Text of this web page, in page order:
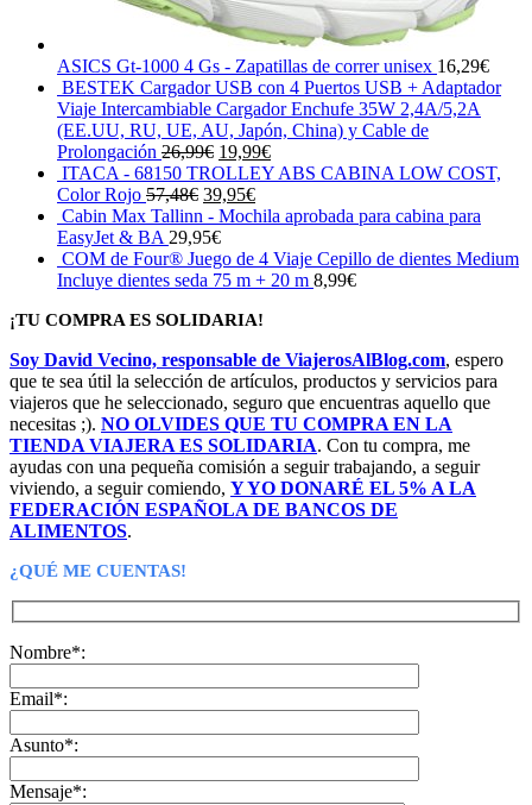
ASICS Gt-1000 4 Gs - Zapatillas de correr unisex 16,29€
BESTEK Cargador USB con 4 Puertos USB + Adaptador
Viaje Intercambiable Cargador Enchufe 35W 2,4A/5,2A
(EE.UU, RU, UE, AU, Japón, China) y Cable de
Prolongación 26,99€ El
precio
original
era:
26,99€.
19,99€El
precio
es:
ITACA - 68150 TROLLEY ABS CABINA LOW COST,
Color Rojo 57,48€ El
precio
original
era:
57,48€.
39,95€El
precio
es:
39,95€.
Cabin Max Tallinn - Mochila aprobada para cabina para
EasyJet & BA 29,95€
COM de Four® Juego de 4 Viaje Cepillo de dientes Medium
Incluye dientes seda 75 m + 20 m 8,99€
¡TU COMPRA ES SOLIDARIA!
Soy David Vecino, responsable de ViajerosAlBlog.com, espero
que te sea útil la selección de artículos, productos y servicios para
viajeros que he seleccionado, seguro que encuentras aquello que
necesitas ;). NO OLVIDES QUE TU COMPRA EN LA
TIENDA VIAJERA ES SOLIDARIA. Con tu compra, me
ayudas con una pequeña comisión a seguir trabajando, a seguir
viviendo, a seguir comiendo, Y YO DONARÉ EL 5% A LA
FEDERACIÓN ESPAÑOLA DE BANCOS DE
ALIMENTOS.
¿QUÉ ME CUENTAS!
Nombre*:
Email*:
Asunto*:
Mensaje*: